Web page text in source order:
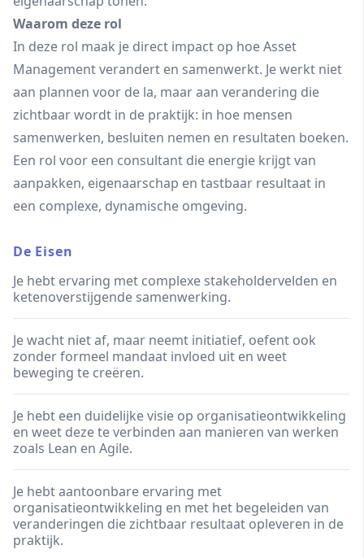
Waarom deze rol
In deze rol maak je direct impact op hoe Asset
Management verandert en samenwerkt. Je werkt niet
aan plannen voor de la, maar aan verandering die
zichtbaar wordt in de praktijk: in hoe mensen
samenwerken, besluiten nemen en resultaten boeken.
Een rol voor een consultant die energie krijgt van
aanpakken, eigenaarschap en tastbaar resultaat in
een complexe, dynamische omgeving.
De Eisen
Je hebt ervaring met complexe stakeholdervelden en
ketenoverstijgende samenwerking.
Je wacht niet af, maar neemt initiatief, oefent ook
zonder formeel mandaat invloed uit en weet
beweging te creëren.
Je hebt een duidelijke visie op organisatieontwikkeling
en weet deze te verbinden aan manieren van werken
zoals Lean en Agile.
Je hebt aantoonbare ervaring met
organisatieontwikkeling en met het begeleiden van
veranderingen die zichtbaar resultaat opleveren in de
praktijk.